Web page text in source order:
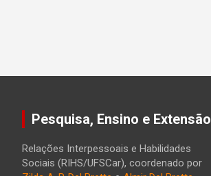
Pesquisa, Ensino e Extensão
Relações Interpessoais e Habilidades
Sociais (RIHS/UFSCar), coordenado por